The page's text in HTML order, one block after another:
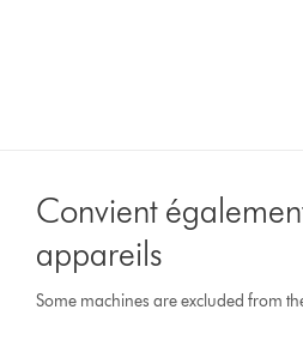
Convient
appareils
Some machines are excluded from